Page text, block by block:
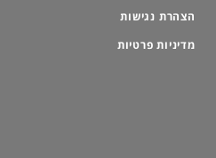
הצהרת נגישות
מדיניות פרטיות